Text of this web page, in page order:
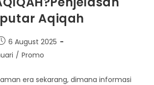
Aqiqah
published:
6 August 2025
/ Promo
era sekarang, dimana informasi